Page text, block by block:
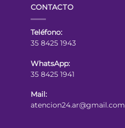
CONTACTO
Teléfono:
35 8425 1943
WhatsApp:
35 8425 1941
Mail:
atencion24.ar@gmail.com